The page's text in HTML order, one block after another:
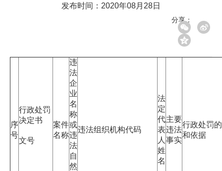
发布时间：2020年08月28日
分享：
序
号
行政处罚
决定书
文号
案件
名称
违
法
企
业
名
称
或
违
法
自
然
违法组织机构代码
法
定
代
表
人
姓
名
主要
违法
事实
行政处罚
和依据